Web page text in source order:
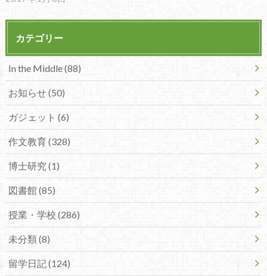
カテゴリー
In the Middle (88)
お知らせ (50)
ガジェット (6)
作文教育 (328)
博士研究 (1)
図書館 (85)
授業・学校 (286)
未分類 (8)
留学日記 (124)